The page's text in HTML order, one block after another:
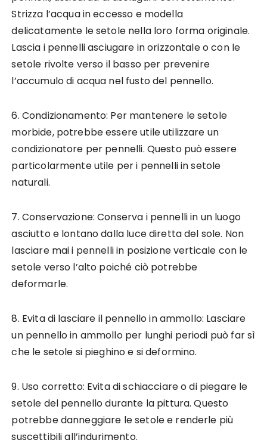
Strizza l’acqua in eccesso e modella
delicatamente le setole nella loro forma originale.
Lascia i pennelli asciugare in orizzontale o con le
setole rivolte verso il basso per prevenire
l’accumulo di acqua nel fusto del pennello.
6. Condizionamento: Per mantenere le setole
morbide, potrebbe essere utile utilizzare un
condizionatore per pennelli. Questo può essere
particolarmente utile per i pennelli in setole
naturali.
7. Conservazione: Conserva i pennelli in un luogo
asciutto e lontano dalla luce diretta del sole. Non
lasciare mai i pennelli in posizione verticale con le
setole verso l’alto poiché ciò potrebbe
deformarle.
8. Evita di lasciare il pennello in ammollo: Lasciare
un pennello in ammollo per lunghi periodi può far sì
che le setole si pieghino e si deformino.
9. Uso corretto: Evita di schiacciare o di piegare le
setole del pennello durante la pittura. Questo
potrebbe danneggiare le setole e renderle più
suscettibili all’indurimento.